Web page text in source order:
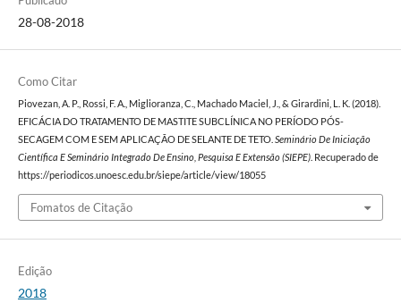
28-08-2018
Como Citar
Piovezan, A. P., Rossi, F. A., Miglioranza, C., Machado Maciel, J., & Girardini, L. K. (2018).
EFICÁCIA DO TRATAMENTO DE MASTITE SUBCLÍNICA NO PERÍODO PÓS-
SECAGEM COM E SEM APLICAÇÃO DE SELANTE DE TETO. Seminário De Iniciação
Científica E Seminário Integrado De Ensino, Pesquisa E Extensão (SIEPE). Recuperado de
https://periodicos.unoesc.edu.br/siepe/article/view/18055
Fomatos de Citação
Edição
2018